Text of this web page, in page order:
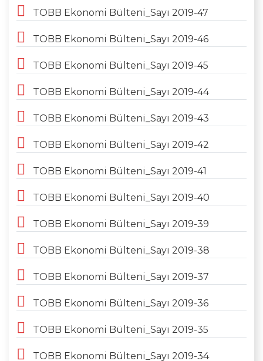
TOBB Ekonomi Bülteni_Sayı 2019-47
TOBB Ekonomi Bülteni_Sayı 2019-46
TOBB Ekonomi Bülteni_Sayı 2019-45
TOBB Ekonomi Bülteni_Sayı 2019-44
TOBB Ekonomi Bülteni_Sayı 2019-43
TOBB Ekonomi Bülteni_Sayı 2019-42
TOBB Ekonomi Bülteni_Sayı 2019-41
TOBB Ekonomi Bülteni_Sayı 2019-40
TOBB Ekonomi Bülteni_Sayı 2019-39
TOBB Ekonomi Bülteni_Sayı 2019-38
TOBB Ekonomi Bülteni_Sayı 2019-37
TOBB Ekonomi Bülteni_Sayı 2019-36
TOBB Ekonomi Bülteni_Sayı 2019-35
TOBB Ekonomi Bülteni_Sayı 2019-34